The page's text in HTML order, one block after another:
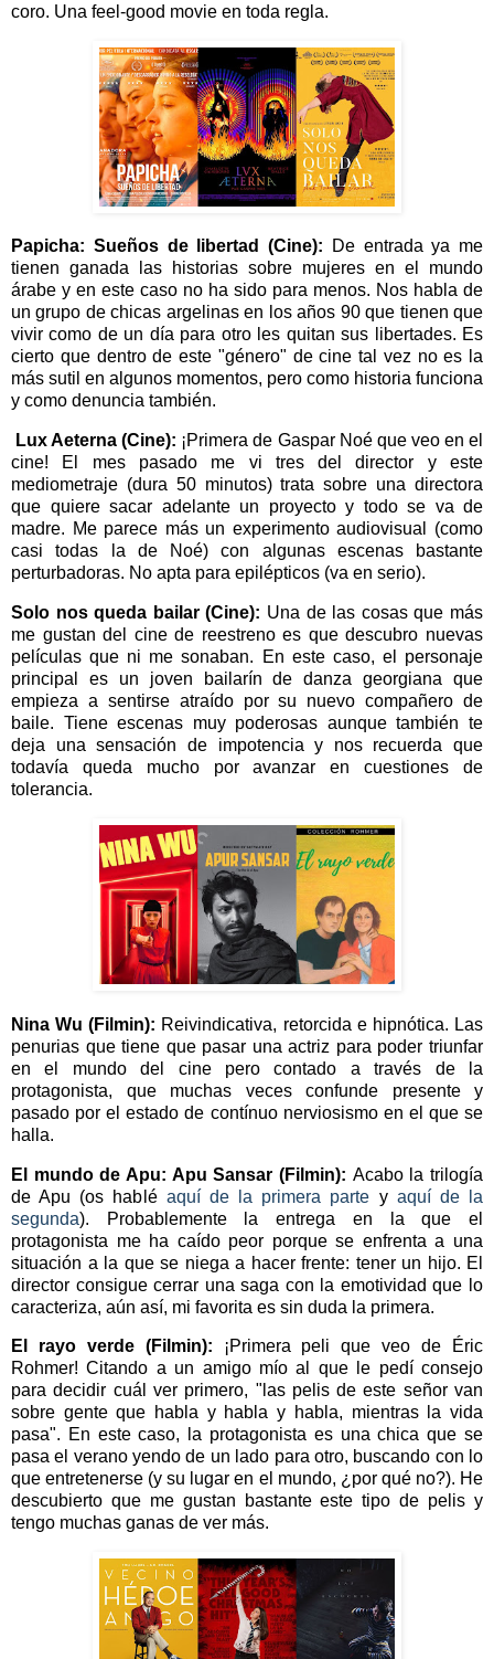
coro. Una feel-good movie en toda regla.
Papicha: Sueños de libertad (Cine):
De entrada ya me
tienen ganada las historias sobre mujeres en el mundo
árabe y en este caso no ha sido para menos. Nos habla de
un grupo de chicas argelinas en los años 90 que tienen que
vivir como de un día para otro les quitan sus libertades. Es
cierto que dentro de este "género" de cine tal vez no es la
más sutil en algunos momentos, pero como historia funciona
y como denuncia también.
Lux Aeterna (Cine): ¡Primera de Gaspar Noé que veo en el
cine! El mes pasado me vi tres del director y este
mediometraje (dura 50 minutos) trata sobre una directora
que quiere sacar adelante un proyecto y todo se va de
madre. Me parece más un experimento audiovisual (como
casi todas la de Noé) con algunas escenas bastante
perturbadoras. No apta para epilépticos (va en serio).
Solo nos queda bailar (Cine): Una de las cosas que más
me gustan del cine de reestreno es que descubro nuevas
películas que ni me sonaban. En este caso, el personaje
principal es un joven bailarín de danza georgiana que
empieza a sentirse atraído por su nuevo compañero de
baile. Tiene escenas muy poderosas aunque también te
deja una sensación de impotencia y nos recuerda que
todavía queda mucho por avanzar en cuestiones de
tolerancia.
Nina Wu (Filmin): Reivindicativa, retorcida e hipnótica. Las
penurias que tiene que pasar una actriz para poder triunfar
en el mundo del cine pero contado a través de la
protagonista, que muchas veces confunde presente y
pasado por el estado de contínuo nerviosismo en el que se
halla.
El mundo de Apu: Apu Sansar (Filmin): Acabo la trilogía
de Apu (os hablé aquí de la primera parte y aquí de la
segunda). Probablemente la entrega en la que el
protagonista me ha caído peor porque se enfrenta a una
situación a la que se niega a hacer frente: tener un hijo. El
director consigue cerrar una saga con la emotividad que lo
caracteriza, aún así, mi favorita es sin duda la primera.
El rayo verde (Filmin):
¡Primera peli que veo de Éric
Rohmer! Citando a un amigo mío al que le pedí consejo
para decidir cuál ver primero, "las pelis de este señor van
sobre gente que habla y habla y habla, mientras la vida
pasa". En este caso, la protagonista es una chica que se
pasa el verano yendo de un lado para otro, buscando con lo
que entretenerse (y su lugar en el mundo, ¿por qué no?). He
descubierto que me gustan bastante este tipo de pelis y
tengo muchas ganas de ver más.